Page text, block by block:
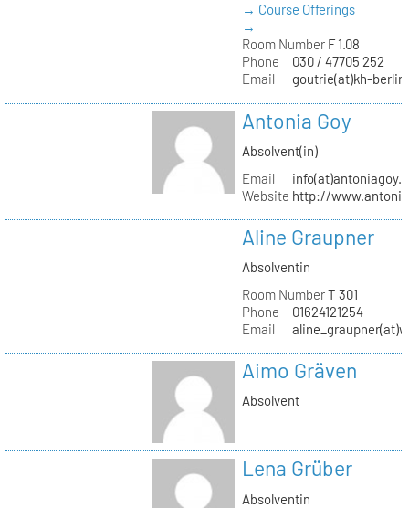
→ Course Offerings
→
Room NumberF 1.08
Phone
030 / 47705 252
Email
goutrie(at)kh-
Antonia Goy
Absolvent(in)
Email
Website http://
Aline Graupner
Absolventin
Room NumberT 301
Phone
01624121254
Email
Aimo Gräven
Absolvent
Lena Grüber
Absolventin